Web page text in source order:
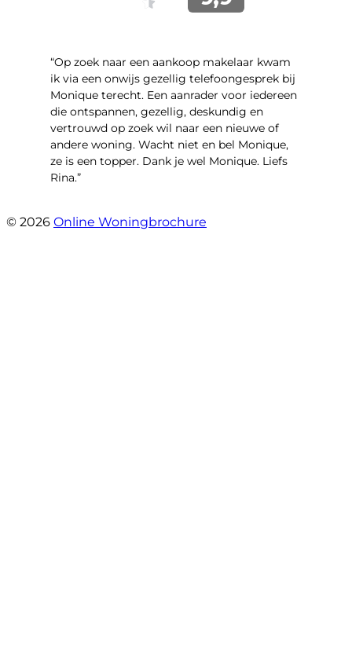
“Op zoek naar een aankoop makelaar kwam
ik via een onwijs gezellig telefoongesprek bij
Monique terecht. Een aanrader voor iedereen
die ontspannen, gezellig, deskundig en
vertrouwd op zoek wil naar een nieuwe of
andere woning. Wacht niet en bel Monique,
ze is een topper. Dank je wel Monique. Liefs
Rina.”
© 2026 Online Woningbrochure